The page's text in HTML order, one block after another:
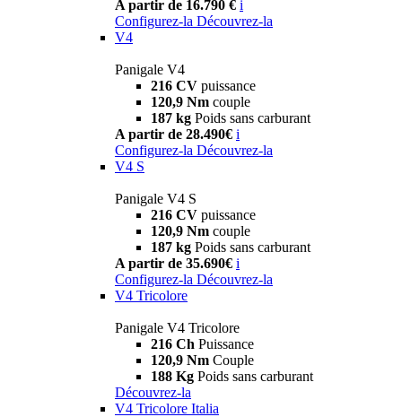
A partir de 16.790 € i
Configurez-la Découvrez-la
V4
Panigale V4
216 CV puissance
120,9 Nm couple
187 kg Poids sans carburant
A partir de 28.490€ i
Configurez-la Découvrez-la
V4 S
Panigale V4 S
216 CV puissance
120,9 Nm couple
187 kg Poids sans carburant
A partir de 35.690€ i
Configurez-la Découvrez-la
V4 Tricolore
Panigale V4 Tricolore
216 Ch Puissance
120,9 Nm Couple
188 Kg Poids sans carburant
Découvrez-la
V4 Tricolore Italia